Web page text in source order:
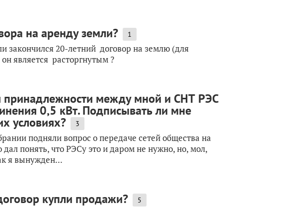
на аренду земли? 1
закончился 20-летний договор на землю (для
является расторгнутым ?
принадлежности между мной и СНТ РЭС
0,5 кВт. Подписывать ли мне
условиях? 3
подняли вопрос о передаче сетей общества на
понять, что РЭСу это и даром не нужно, но, мол,
я вынужден...
купли продажи? 5